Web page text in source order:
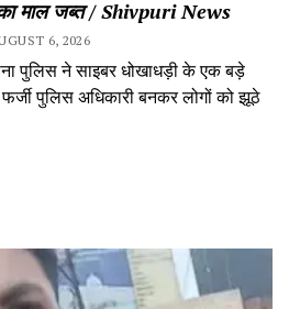
माल जब्त / Shivpuri News
6, 2026
पुलिस ने साइबर धोखाधड़ी के एक बड़े
पुलिस अधिकारी बनकर लोगों को झूठे